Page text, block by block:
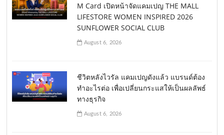
M Card เปิดหน้าจัดแคมเปญ THE MALL
LIFESTORE WOMEN INSPIRED 2026
SUNFLOWER SOCIAL CLUB
August 6, 2026
ชีวิตหลังไวรัล แคมเปญดังแล้ว แบรนด์ต้อง
ทำอะไรต่อ เพื่อเปลี่ยนกระแสให้เป็นผลลัพธ์
ทางธุรกิจ
August 6, 2026